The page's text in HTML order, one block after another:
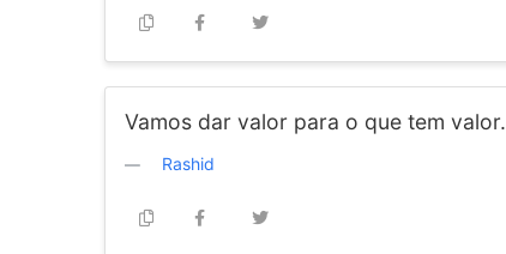
Vamos dar valor para o que tem valor.
Rashid